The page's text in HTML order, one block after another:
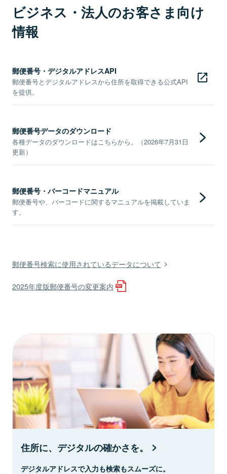
ビジネス・法人のお客さま向け
情報
郵便番号・デジタルアドレスAPI
郵便番号とデジタルアドレスから住所を取得できる公式API
を提供。
郵便番号データのダウンロード
各種データのダウンロードはこちらから。（2026年7月31日
更新）
郵便番号・バーコードマニュアル
郵便番号や、バーコードに関するマニュアルを掲載していま
す。
郵便番号検索に使用されているデータについて
2025年度版郵便番号の変更案内
住所に、デジタルの確かさを。
デジタルアドレスで入力も検索もスムーズに。